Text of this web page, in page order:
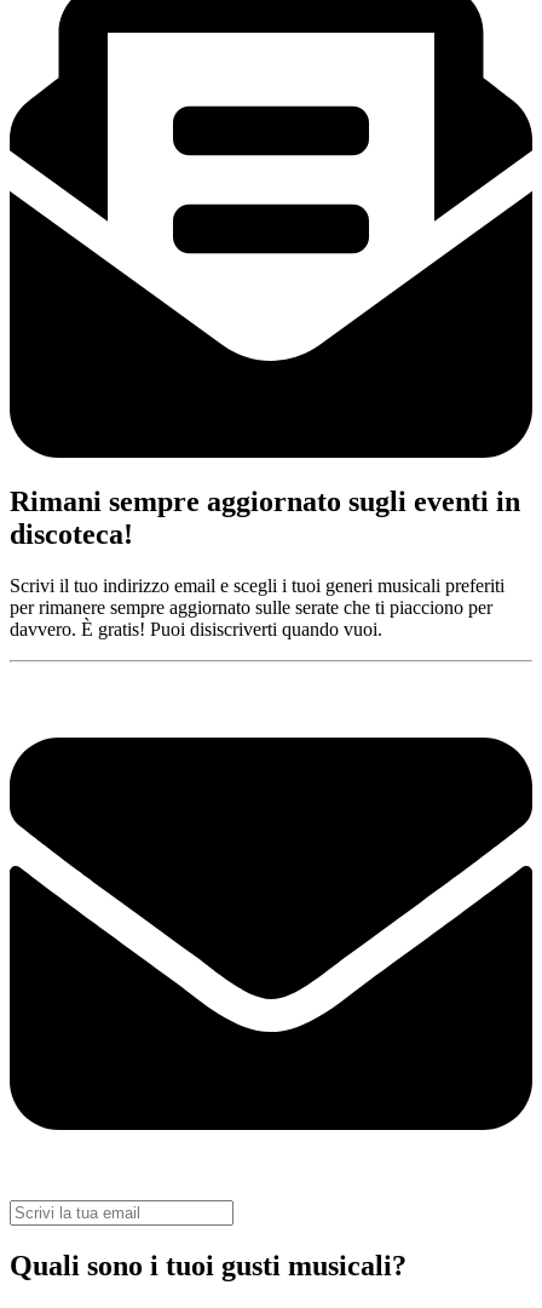
Rimani sempre aggiornato sugli eventi in
discoteca!
Scrivi il tuo indirizzo email e scegli i tuoi generi musicali preferiti
per rimanere sempre aggiornato sulle serate che ti piacciono per
davvero. È gratis! Puoi disiscriverti quando vuoi.
Quali sono i tuoi gusti musicali?